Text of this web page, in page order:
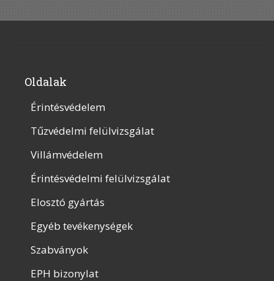
Oldalak
Érintésvédelem
Tűzvédelmi felülvizsgálat
Villámvédelem
Érintésvédelmi felülvizsgálat
Elosztó gyártás
Egyéb tevékenységek
Szabványok
EPH bizonylat